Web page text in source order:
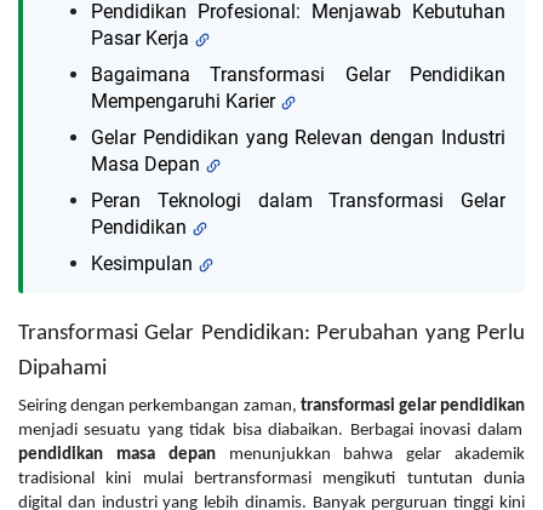
Pendidikan Profesional: Menjawab Kebutuhan
Pasar Kerja
Bagaimana Transformasi Gelar Pendidikan
Mempengaruhi Karier
Gelar Pendidikan yang Relevan dengan Industri
Masa Depan
Peran Teknologi dalam Transformasi Gelar
Pendidikan
Kesimpulan
Transformasi Gelar Pendidikan: Perubahan yang Perlu
Dipahami
Seiring dengan perkembangan zaman, transformasi gelar pendidikan
menjadi sesuatu yang tidak bisa diabaikan. Berbagai inovasi dalam
pendidikan masa depanmenunjukkan bahwa gelar akademik
tradisional kini mulai bertransformasi mengikuti tuntutan dunia
digital dan industri yang lebih dinamis. Banyak perguruan tinggi kini